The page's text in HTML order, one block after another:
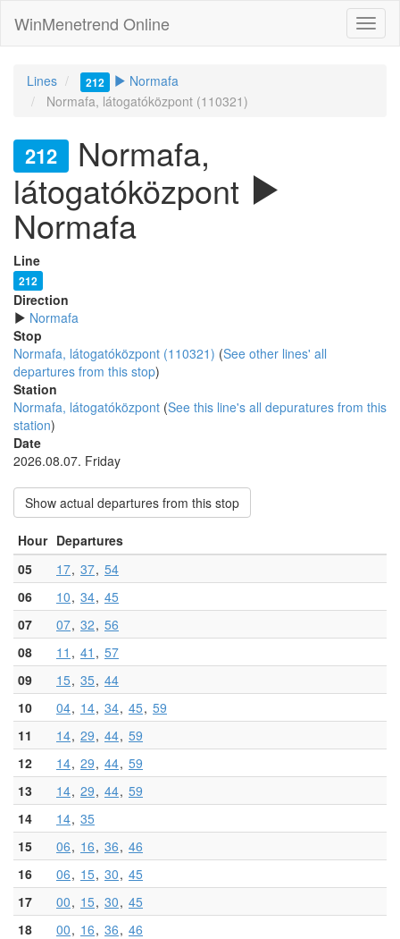
WinMenetrend Online
Lines 212
Normafa
Normafa, látogatóközpont (110321)
212
Normafa,
látogatóközpont
Normafa
Line
212
Direction
Normafa
Stop
Normafa, látogatóközpont (110321) (See other lines' all
departures from this stop)
Station
Normafa, látogatóközpont (See this line's all depuratures from this
station)
Date
2026.08.07. Friday
Show actual departures from this stop
Hour Departures
05
17 37 54
06
10 34 45
07
07 32 56
08
11 41
57
09
15 35 44
10
04 14 34 45 59
11
14 29 44 59
12
14 29 44 59
13
14 29 44 59
14
14 35
15
06 16 36 46
16
06 15 30 45
17
00 15 30 45
18
00 16 36 46